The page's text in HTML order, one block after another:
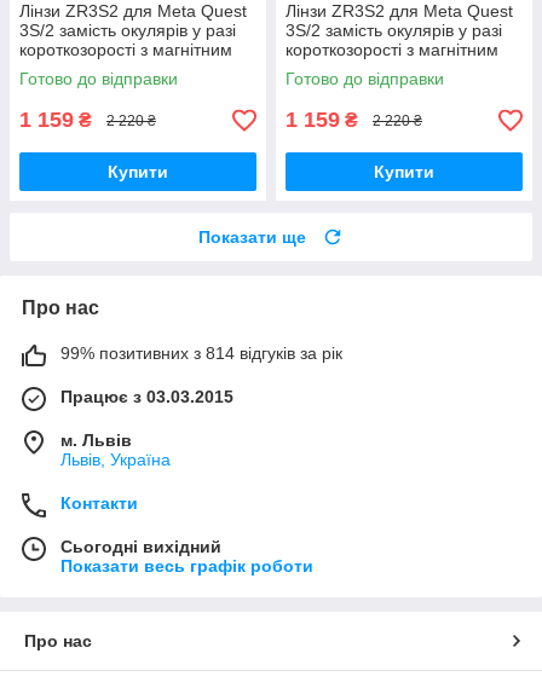
Лінзи ZR3S2 для Meta Quest
3S/2 замість окулярів у разі
короткозорості з магнітним
кріпленням, Anti Blue —
L:-3.0D
Готово до відправки
1 159 ₴ 2 220 ₴
Купити
Лінзи ZR3S2 для Meta Quest
3S/2 замість окулярів у разі
короткозорості з магнітним
кріпленням, Anti Blue —
L:-2.0D
Готово до відправки
1 159 ₴ 2 220 ₴
Купити
Показати ще
Про нас
99% позитивних з 814 відгуків за рік
Працює з 03.03.2015
м. Львів
Львів, Україна
Контакти
Сьогодні вихідний
Показати весь графік роботи
Про нас